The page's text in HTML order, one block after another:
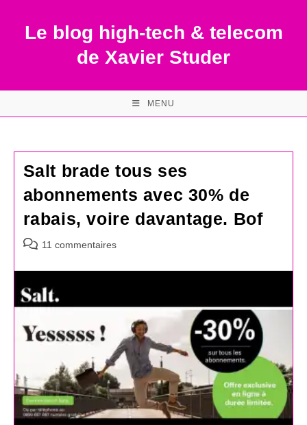
contentLe blog high-tech & telecom
de Xavier Studer
MENU
Salt brade tous ses
abonnements avec 30% de
rabais, voire davantage. Bof
Commentaires
la
publication :
11 commentaires